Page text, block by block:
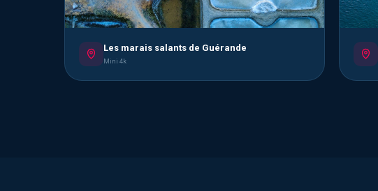
Les marais salants de Guérande
Mini 4k